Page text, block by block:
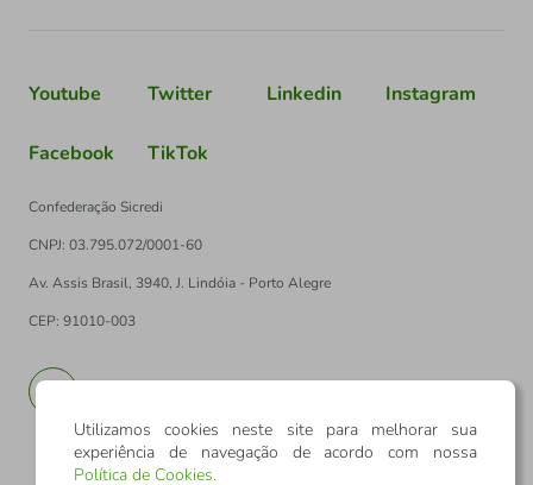
Youtube Twitter Linkedin Instagram
Facebook TikTok
Confederação Sicredi
CNPJ: 03.795.072/0001-60
Av. Assis Brasil, 3940, J. Lindóia - Porto Alegre
CEP: 91010-003
Utilizamos cookies neste site para melhorar sua
experiência de navegação de acordo com nossa
Política de Cookies.